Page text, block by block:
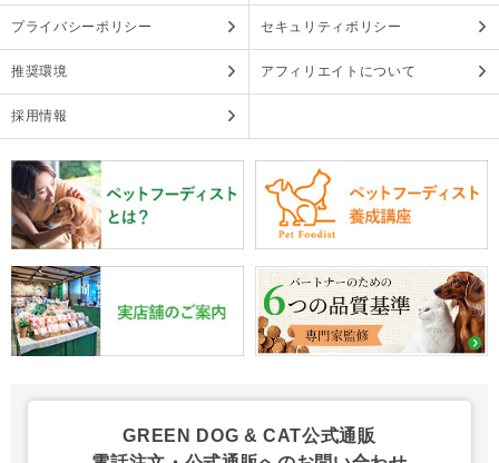
プライバシーポリシー セキュリティポリシー
推奨環境 アフィリエイトについて
採用情報
GREEN DOG & CAT公式通販